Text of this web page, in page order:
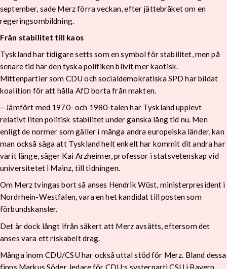
september, sade Merz förra veckan, efter jättebråket om en
regeringsombildning.
Från stabilitet till kaos
Tyskland har tidigare setts som en symbol för stabilitet, men på
senare tid har den tyska politiken blivit mer kaotisk.
Mittenpartier som CDU och socialdemokratiska SPD har bildat
koalition för att hålla AfD borta från makten.
– Jämfört med 1970- och 1980-talen har Tyskland upplevt
relativt liten politisk stabilitet under ganska lång tid nu. Men
enligt de normer som gäller i många andra europeiska länder, kan
man också säga att Tyskland helt enkelt har kommit dit andra har
varit länge, säger Kai Arzheimer, professor i statsvetenskap vid
universitetet i Mainz, till tidningen.
Om Merz tvingas bort så anses Hendrik Wüst, ministerpresident i
Nordrhein-Westfalen, vara en het kandidat till posten som
förbundskansler.
Det är dock långt ifrån säkert att Merz avsätts, eftersom det
anses vara ett riskabelt drag.
Många inom CDU/CSU har också uttal stöd för Merz. Bland dessa
finns Markus Söder, ledare för CDU:s systerparti CSU i Bayern.